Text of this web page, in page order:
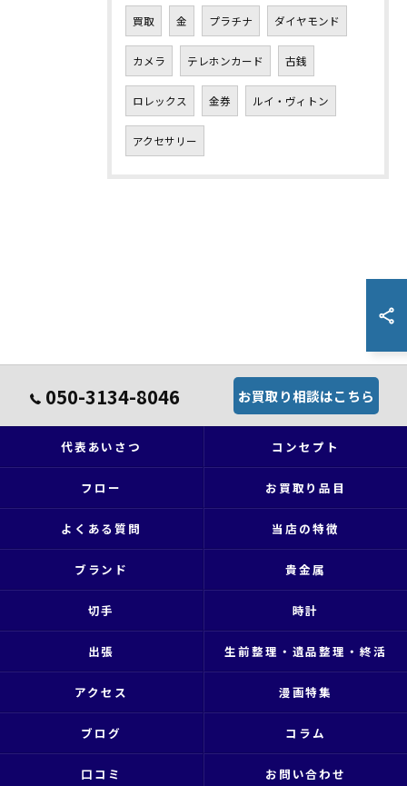
買取 金 プラチナ ダイヤモンド
カメラ テレホンカード 古銭
ロレックス 金券 ルイ・ヴィトン
アクセサリー
050-3134-8046 お買取り相談はこちら
代表あいさつ コンセプト
フロー お買取り品目
よくある質問 当店の特徴
ブランド 貴金属
切手 時計
出張 生前整理・遺品整理・終活
アクセス 漫画特集
ブログ コラム
口コミ お問い合わせ